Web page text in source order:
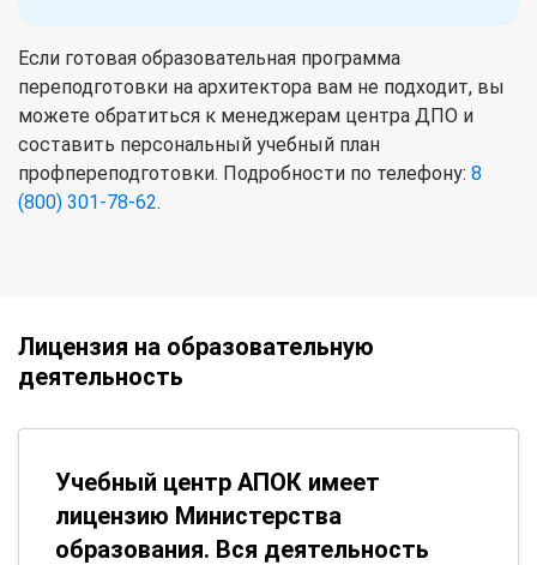
Если готовая образовательная программа
переподготовки на архитектора вам не подходит, вы
можете обратиться к менеджерам центра ДПО и
составить персональный учебный план
профпереподготовки. Подробности по телефону: 8
(800) 301-78-62.
Лицензия на образовательную
деятельность
Учебный центр АПОК имеет
лицензию Министерства
образования. Вся деятельность